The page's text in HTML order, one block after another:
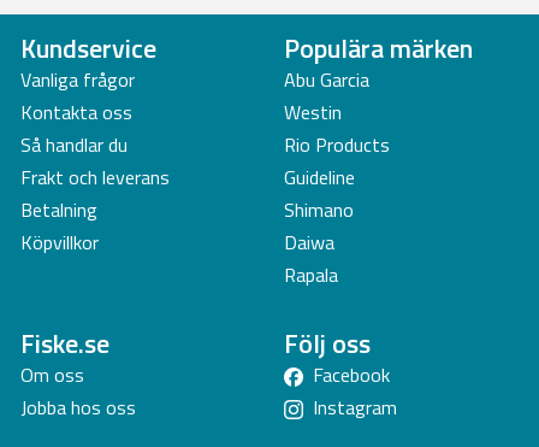
Kundservice
Vanliga frågor
Kontakta oss
Så handlar du
Frakt och leverans
Betalning
Köpvillkor
Populära märken
Abu Garcia
Westin
Rio Products
Guideline
Shimano
Daiwa
Rapala
Fiske.se
Om oss
Jobba hos oss
Följ oss
Facebook
Instagram